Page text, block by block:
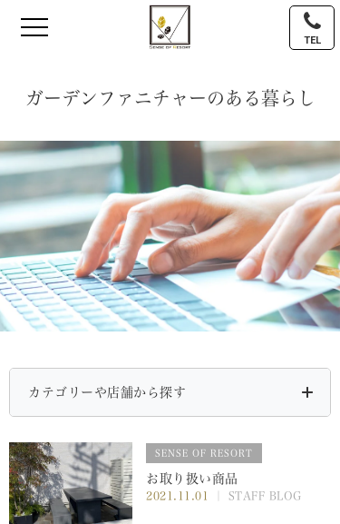
TEL
ガーデンファニチャーのある暮らし
カテゴリーや店舗から探す
SENSE OF RESORT
お取り扱い商品
2021.11.01 ｜ STAFF BLOG